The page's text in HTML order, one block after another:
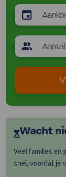
Wacht
Veel families en
snel, voordat je